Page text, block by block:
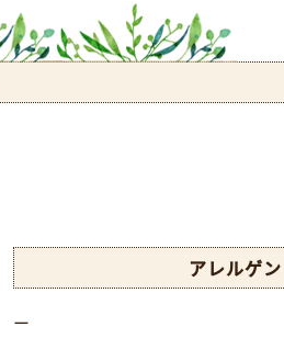
アレルゲン
ー